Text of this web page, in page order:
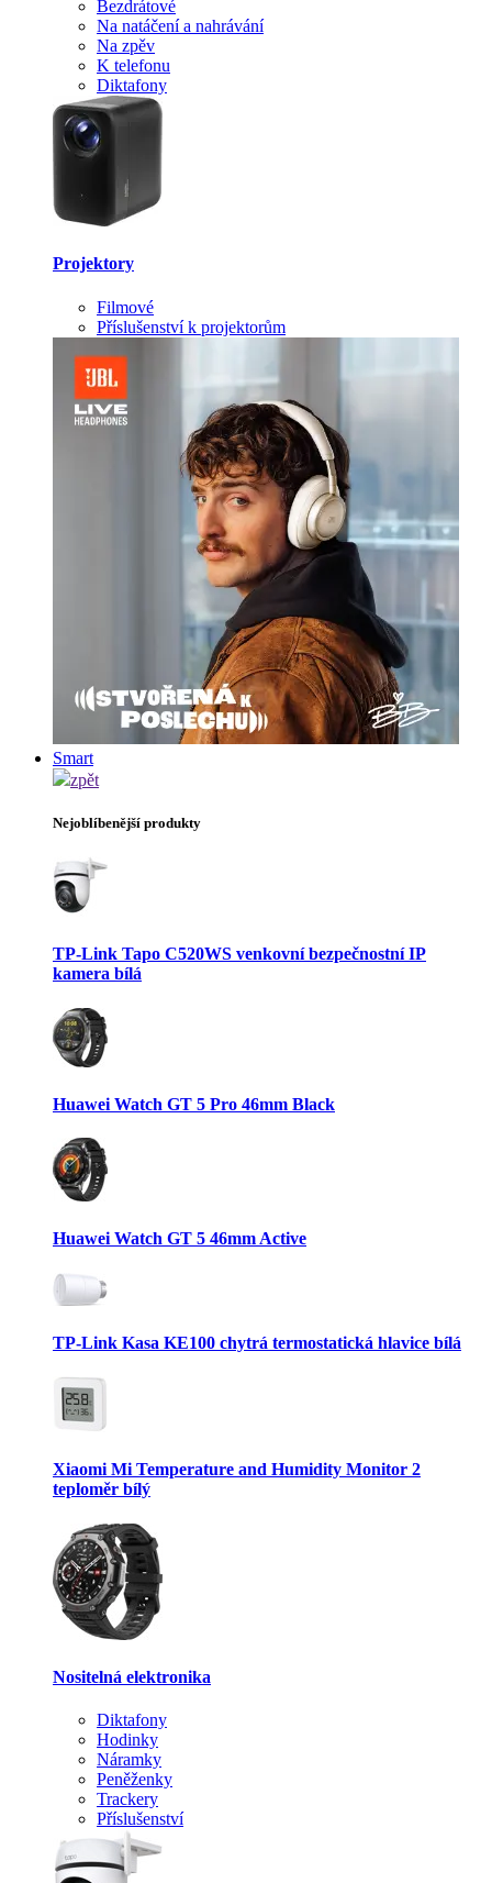
Bezdrátové
Na natáčení a nahrávání
Na zpěv
K telefonu
Diktafony
Projektory
Filmové
Příslušenství k projektorům
Smart
zpět
Nejoblíbenější produkty
TP-Link Tapo C520WS venkovní bezpečnostní IP
kamera bílá
Huawei Watch GT 5 Pro 46mm Black
Huawei Watch GT 5 46mm Active
TP-Link Kasa KE100 chytrá termostatická hlavice bílá
Xiaomi Mi Temperature and Humidity Monitor 2
teploměr bílý
Nositelná elektronika
Diktafony
Hodinky
Náramky
Peněženky
Trackery
Příslušenství